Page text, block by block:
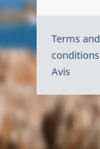
Terms and
conditions
Avis